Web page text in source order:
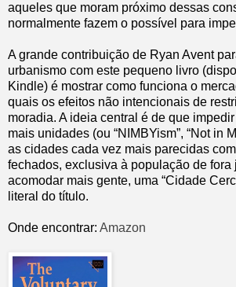
aqueles que moram próximo dessas
normalmente fazem o possível para
A grande contribuição de Ryan Avent
urbanismo com este pequeno livro
Kindle) é mostrar como funciona o
quais os efeitos não intencionais de
moradia. A ideia central é de que
mais unidades (ou “NIMBYism”, “Not in
as cidades cada vez mais parecidas
fechados, exclusiva à população de fora
acomodar mais gente, uma “Cidade
literal do título.
Onde encontrar: Amazon